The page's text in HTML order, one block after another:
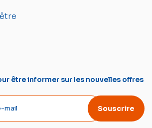
être informer sur les nouvelles offres
Souscrire